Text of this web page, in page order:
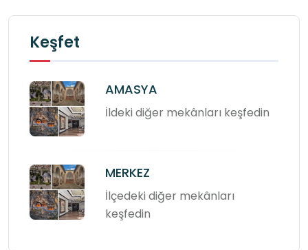
Keşfet
AMASYA
İldeki diğer mekânları keşfedin
MERKEZ
İlçedeki diğer mekânları
keşfedin